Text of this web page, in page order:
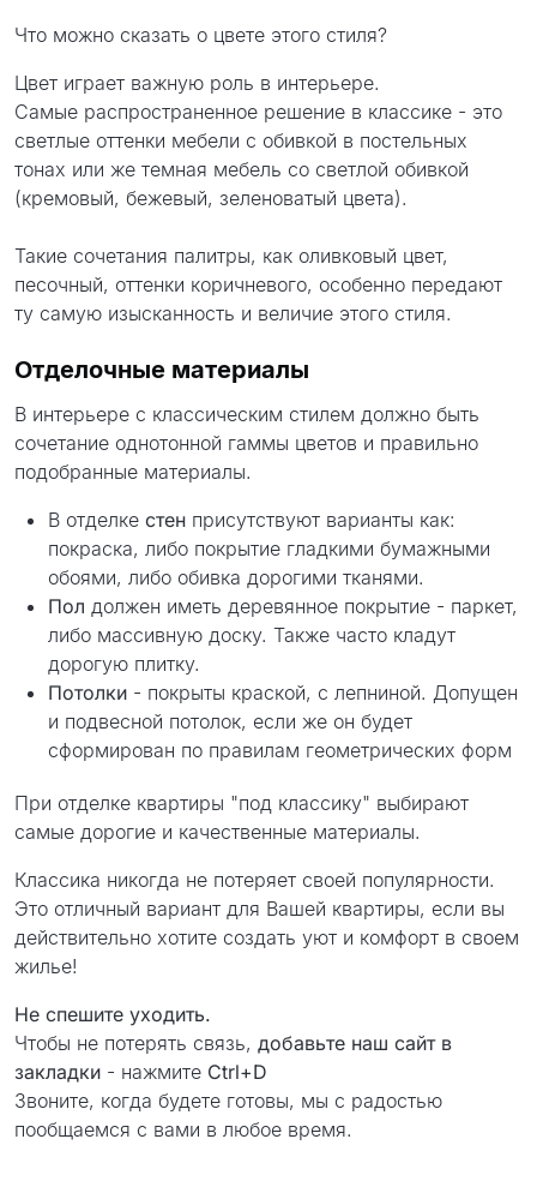
Что можно сказать о цвете этого стиля?
Цвет играет важную роль в интерьере.
Самые распространенное решение в классике - это
светлые оттенки мебели с обивкой в постельных
тонах или же темная мебель со светлой обивкой
(кремовый, бежевый, зеленоватый цвета).
Такие сочетания палитры, как оливковый цвет,
песочный, оттенки коричневого, особенно передают
ту самую изысканность и величие этого стиля.
Отделочные материалы
В интерьере с классическим стилем должно быть
сочетание однотонной гаммы цветов и правильно
подобранные материалы.
В отделке стен присутствуют варианты как:
покраска, либо покрытие гладкими бумажными
обоями, либо обивка дорогими тканями.
Пол должен иметь деревянное покрытие - паркет,
либо массивную доску. Также часто кладут
дорогую плитку.
Потолки - покрыты краской, с лепниной. Допущен
и подвесной потолок, если же он будет
сформирован по правилам геометрических форм
При отделке квартиры "под классику" выбирают
самые дорогие и качественные материалы.
Классика никогда не потеряет своей популярности.
Это отличный вариант для Вашей квартиры, если вы
действительно хотите создать уют и комфорт в своем
жилье!
Не спешите уходить.
Чтобы не потерять связь, добавьте наш сайт в
закладки - нажмите Ctrl+D
Звоните, когда будете готовы, мы с радостью
пообщаемся с вами в любое время.